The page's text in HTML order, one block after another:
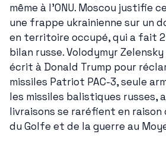
même à l'ONU. Moscou justifie
une frappe ukrainienne sur un
en territoire occupé, qui a fait
bilan russe. Volodymyr
écrit à Donald Trump pour
missiles Patriot PAC-3, seule
les missiles balistiques russes,
livraisons se raréfient en raison
du Golfe et de la guerre au